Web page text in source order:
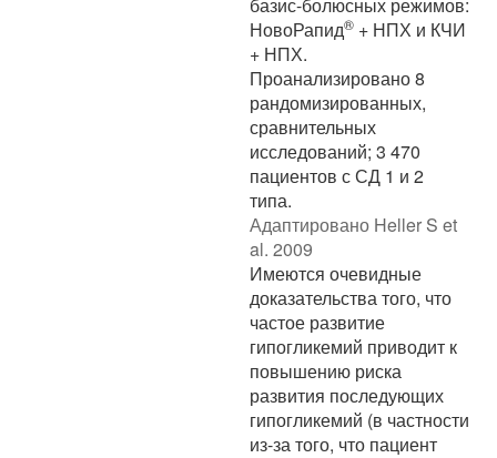
НовоРапид® + НПХ и КЧИ
+ НПХ.
Проанализировано 8
рандомизированных,
сравнительных
исследований; 3 470
пациентов с СД 1 и 2
типа.
Адаптировано Heller S et
al. 2009
Имеются очевидные
доказательства того, что
частое развитие
гипогликемий приводит к
повышению риска
развития последующих
гипогликемий (в частности
из-за того, что пациент